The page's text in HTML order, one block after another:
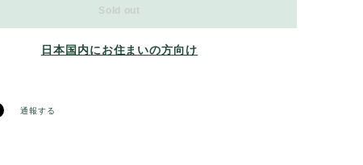
Sold out
日本国内にお住まいの方向け
通報する